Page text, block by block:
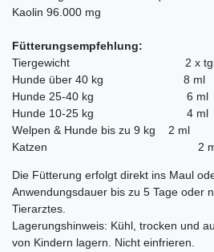
Kaolin 96.000 mg
Fütterungsempfehlung:
Tiergewicht 2 x tgl.
Hunde über 40 kg
Hunde 25-40 kg
Hunde 10-25 kg
Welpen & Hunde bis zu 9
Katzen 2
Die Fütterung erfolgt direkt ins Maul
Anwendungsdauer bis zu 5 Tage oder
Tierarztes.
Lagerungshinweis: Kühl, trocken und
von Kindern lagern. Nicht einfrieren.